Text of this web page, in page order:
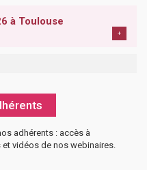
à Toulouse
+
adhérents : accès à
vidéos de nos webinaires.